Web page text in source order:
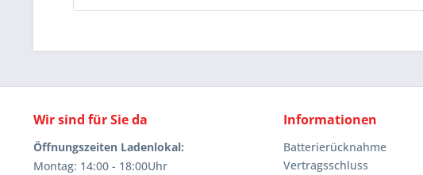
Wir sind für Sie da
Öffnungszeiten Ladenlokal:
Montag: 14:00 - 18:00Uhr
Informationen
Batterierücknahme
Vertragsschluss